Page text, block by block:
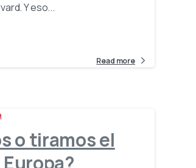
Y eso...
Read more
o tiramos el